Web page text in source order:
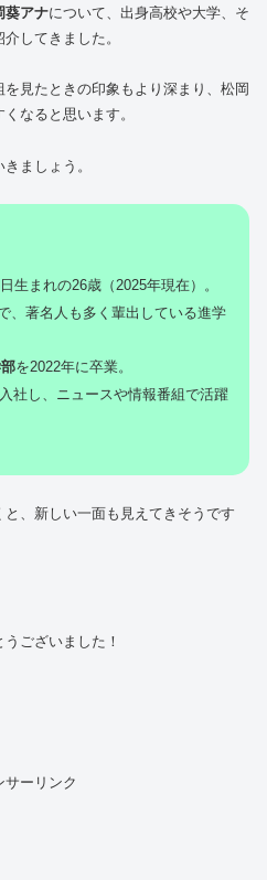
葵アナについて、出身高校や大学、そ
してきました。
見たときの印象もより深まり、松岡
なると思います。
ましょう。
生まれの26歳（2025年現在）。
、著名人も多く輩出している進学
を2022年に卒業。
社し、ニュースや情報番組で活躍
、新しい一面も見えてきそうです
ございました！
サーリンク